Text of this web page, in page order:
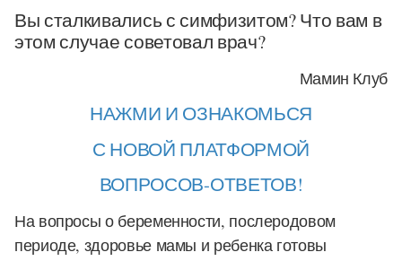
Вы сталкивались с симфизитом? Что вам в
этом случае советовал врач?
Мамин Клуб
НАЖМИ И ОЗНАКОМЬСЯ
С НОВОЙ ПЛАТФОРМОЙ
ВОПРОСОВ-ОТВЕТОВ!
На вопросы о беременности, послеродовом
периоде, здоровье мамы и ребенка готовы